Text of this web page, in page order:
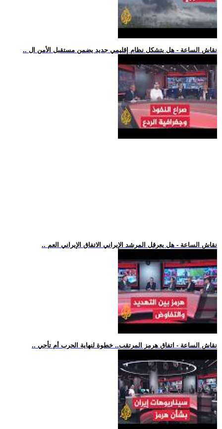
.. نقاش الساعة - هل يتشكل نظام إقليمي جديد يضمن مستقبل الأمن ال
.. نقاش الساعة - هل يعرقل المرشد الإيراني الاتفاق الإيراني العم
.. نقاش الساعة - اتفاق هرمز المرتقب.. خطوة لنهاية الحرب أم تأجي